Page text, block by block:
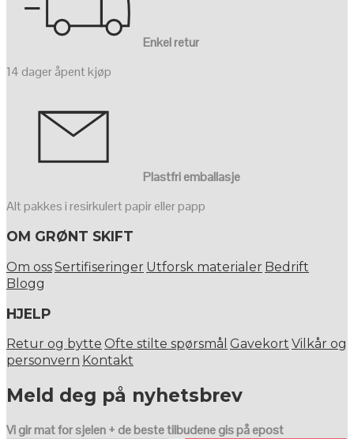
Enkel retur
14 dager åpent kjøp
Plastfri emballasje
Alt pakkes i resirkulert papir eller papp
OM GRØNT SKIFT
Om ossSertifiseringer Utforsk materialer Bedrift
Blogg
HJELP
Retur og bytte Ofte stilte spørsmål Gavekort Vilkår og
personvern Kontakt
Meld deg på nyhetsbrev
Vi gir mat for sjelen + de beste tilbudene gis på epost